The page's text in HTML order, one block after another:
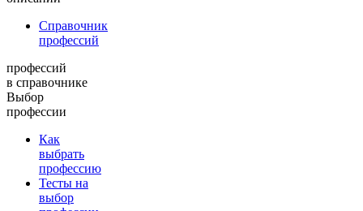
Справочник
профессий
профессий
в справочнике
Выбор
профессии
Как
выбрать
профессию
Тесты на
выбор